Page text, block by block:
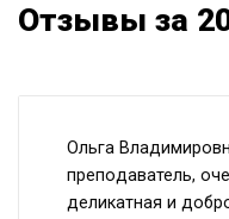
Отзывы за
Ольга
преподаватель,
деликатная и